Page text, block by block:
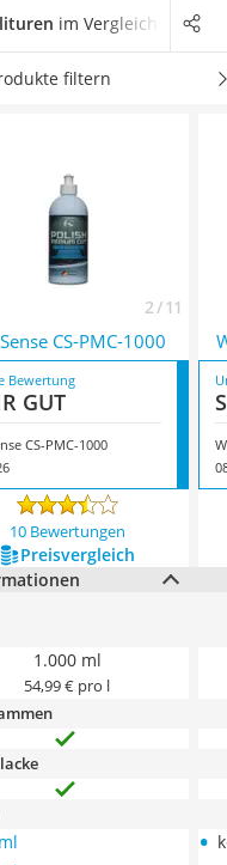
Poliermaschine
die silikonfrei ist
August 2026
im Vergleich
filtern
2 / 11
CS-PMC-1000
Bewertung
GUT
CS-PMC-1000
10 Bewertungen
Preis­vergleich
1.000 ml
54,99 € pro l
•